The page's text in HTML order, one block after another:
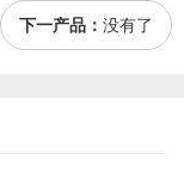
下一产品： 没有了